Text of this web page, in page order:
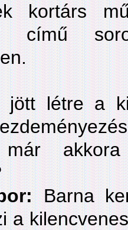
kortárs
című
létre a
Barna
a